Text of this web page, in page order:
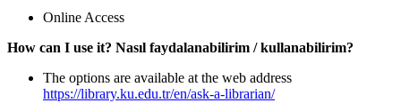
Online Access
How can I use it? Nasıl faydalanabilirim / kullanabilirim?
The options are available at the web address
https://library.ku.edu.tr/en/ask-a-librarian/